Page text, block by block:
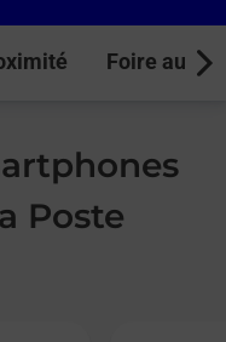
Foire aux
Poste